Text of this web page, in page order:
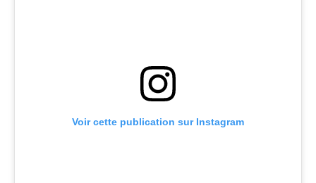
Voir cette publication sur Instagram